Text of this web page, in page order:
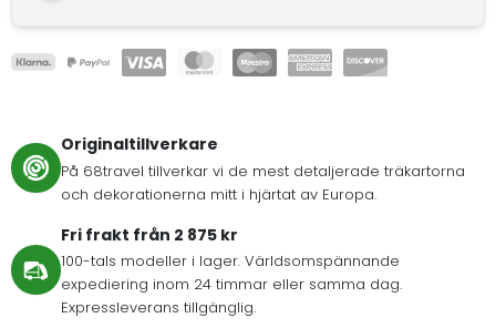
Originaltillverkare
På 68travel tillverkar vi de mest detaljerade träkartorna
och dekorationerna mitt i hjärtat av Europa.
Fri frakt från 2 875 kr
100-tals modeller i lager. Världsomspännande
expediering inom 24 timmar eller samma dag.
Expressleverans tillgänglig.